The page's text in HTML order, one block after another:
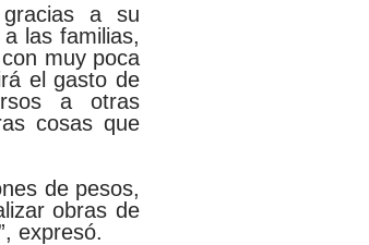
a su
las familias,
muy poca
el gasto de
a otras
cosas que
de pesos,
obras de
expresó.